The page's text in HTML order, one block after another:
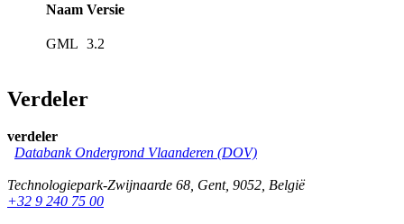
Naam Versie
GML 3.2
Verdeler
verdeler
Databank Ondergrond Vlaanderen (DOV)
Technologiepark-Zwijnaarde 68, Gent, 9052, België
+32 9 240 75 00